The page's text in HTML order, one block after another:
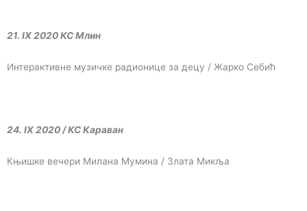
21. IX 2020 КС Млин
Интерактивне музичке радионице за децу / Жарко Себић
24. IX 2020 / КС Караван
Књишке вечери Милана Мумина / Злата Микља